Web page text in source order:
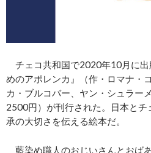
チェコ共和国で2020年10月に出
めのアポレンカ』（作・ロマナ・
カ・ブルコバー、ヤン・シュラー
2500円）が刊行された。日本と
承の大切さを伝える絵本だ。
藍染め職人のおじいさんとおば